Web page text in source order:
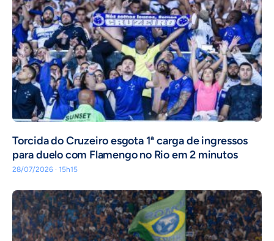
Torcida do Cruzeiro esgota 1ª carga de ingressos
para duelo com Flamengo no Rio em 2 minutos
28/07/2026 · 15h15